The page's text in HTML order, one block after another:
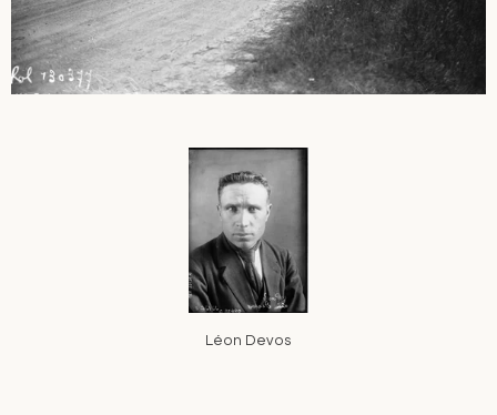
Léon Devos